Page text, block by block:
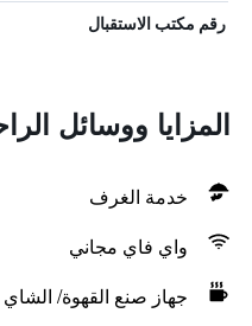
رقم مكتب الاستقبال
المزايا ووسائل
خدمة الغرف
واي فاي مجاني
جهاز صنع القهوة/ الشاي